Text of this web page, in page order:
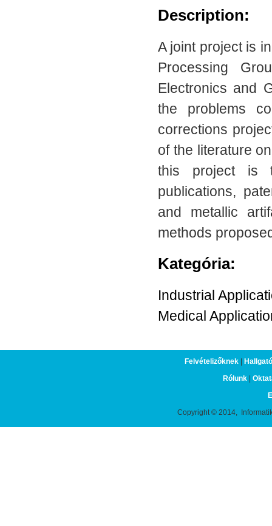
Description:
A joint project is
Processing
Electronics and
the problems
corrections
of the literature
this project is
publications,
and metallic
methods
Kategória:
Industrial
Medical
Felvételizőknek|
Rólunk|
Copyright © 2014,